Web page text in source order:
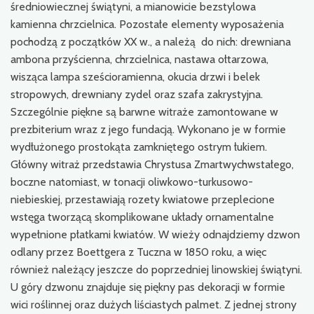
średniowiecznej świątyni, a mianowicie bezstylowa
kamienna chrzcielnica. Pozostałe elementy wyposażenia
pochodzą z początków XX w., a należą do nich: drewniana
ambona przyścienna, chrzcielnica, nastawa ołtarzowa,
wisząca lampa sześcioramienna, okucia drzwi i belek
stropowych, drewniany zydel oraz szafa zakrystyjna.
Szczególnie piękne są barwne witraże zamontowane w
prezbiterium wraz z jego fundacją. Wykonano je w formie
wydłużonego prostokąta zamkniętego ostrym łukiem.
Główny witraż przedstawia Chrystusa Zmartwychwstałego,
boczne natomiast, w tonacji oliwkowo-turkusowo-
niebieskiej, przestawiają rozety kwiatowe przeplecione
wstęga tworzącą skomplikowane układy ornamentalne
wypełnione płatkami kwiatów. W wieży odnajdziemy dzwon
odlany przez Boettgera z Tuczna w 1850 roku, a więc
również należący jeszcze do poprzedniej linowskiej świątyni.
U góry dzwonu znajduje się piękny pas dekoracji w formie
wici roślinnej oraz dużych liściastych palmet. Z jednej strony